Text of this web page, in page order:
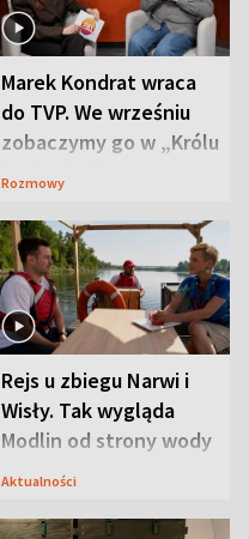
Marek Kondrat wraca
do TVP. We wrześniu
zobaczymy go w „Królu
Maciusiu I”
Rozmowy
Rejs u zbiegu Narwi i
Wisły. Tak wygląda
Modlin od strony wody
Aktualności